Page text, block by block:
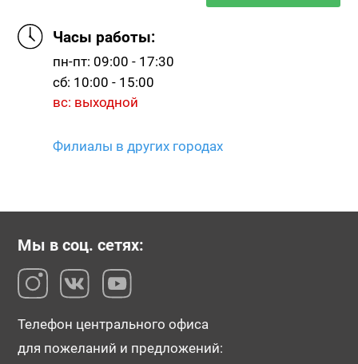
Часы работы:
пн-пт: 09:00 - 17:30
сб: 10:00 - 15:00
вс: выходной
Филиалы в других городах
Мы в соц. сетях:
Телефон центрального офиса
для пожеланий и предложений: